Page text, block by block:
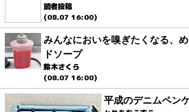
読者投稿
(08.07 16:00)
みんなにおいを嗅ぎたくなる、
ドソープ
鈴木さくら
(08.07 16:00)
平成のデニムペン